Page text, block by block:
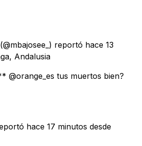
(@mbajosee_) reportó hace 13
Andalusia
tus muertos bien?
hace 17 minutos desde